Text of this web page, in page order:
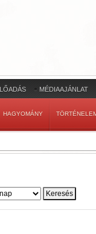
MÉDIAAJÁNLAT
HAGYOMÁNY